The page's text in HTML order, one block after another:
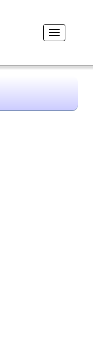
Desplegar
navegación